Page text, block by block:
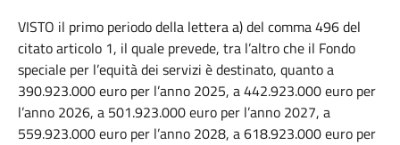
VISTO il primo periodo della lettera a) del comma 496 del
citato articolo 1, il quale prevede, tra l’altro che il Fondo
speciale per l’equità dei servizi è destinato, quanto a
390.923.000 euro per l’anno 2025, a 442.923.000 euro per
l’anno 2026, a 501.923.000 euro per l’anno 2027, a
559.923.000 euro per l’anno 2028, a 618.923.000 euro per